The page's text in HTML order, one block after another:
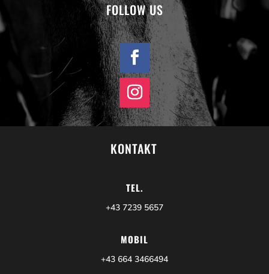
FOLLOW US
KONTAKT
TEL.
+43 7239 5657
MOBIL
+43 664 3466494